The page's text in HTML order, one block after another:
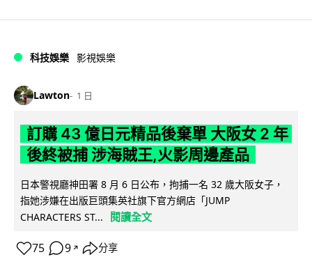
科技娛樂 影視娛樂
Lawton 1 日
訂購 43 億日元精品後棄單 大阪女 2 年
後終被捕 涉海賊王,火影周邊產品
日本警視廳神田署 8 月 6 日公布，拘捕一名 32 歲大阪女子，
指她涉嫌在出版巨頭集英社旗下官方網店「JUMP
CHARACTERS ST...
閱讀全文
75 9 ↗ 分享